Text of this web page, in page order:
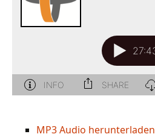
MP3 Audio herunterladen